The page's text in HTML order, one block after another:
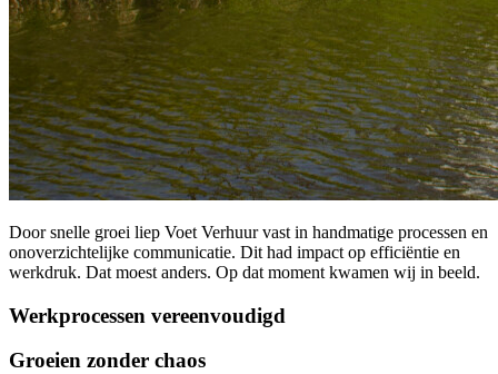
Door snelle groei liep Voet Verhuur vast in handmatige processen en
onoverzichtelijke communicatie. Dit had impact op efficiëntie en
werkdruk. Dat moest anders. Op dat moment kwamen wij in beeld.
Werkprocessen vereenvoudigd
Groeien zonder chaos